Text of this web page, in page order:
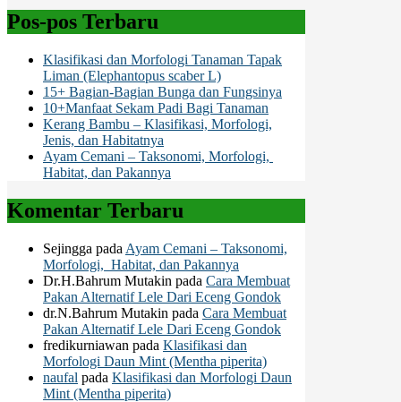
Pos-pos Terbaru
Klasifikasi dan Morfologi Tanaman Tapak
Liman (Elephantopus scaber L)
15+ Bagian-Bagian Bunga dan Fungsinya
10+Manfaat Sekam Padi Bagi Tanaman
Kerang Bambu – Klasifikasi, Morfologi,
Jenis, dan Habitatnya
Ayam Cemani – Taksonomi, Morfologi,
Habitat, dan Pakannya
Komentar Terbaru
Sejingga pada Ayam Cemani – Taksonomi,
Morfologi, Habitat, dan Pakannya
Dr.H.Bahrum Mutakin pada Cara Membuat
Pakan Alternatif Lele Dari Eceng Gondok
dr.N.Bahrum Mutakin pada Cara Membuat
Pakan Alternatif Lele Dari Eceng Gondok
fredikurniawan pada Klasifikasi dan
Morfologi Daun Mint (Mentha piperita)
naufal pada Klasifikasi dan Morfologi Daun
Mint (Mentha piperita)